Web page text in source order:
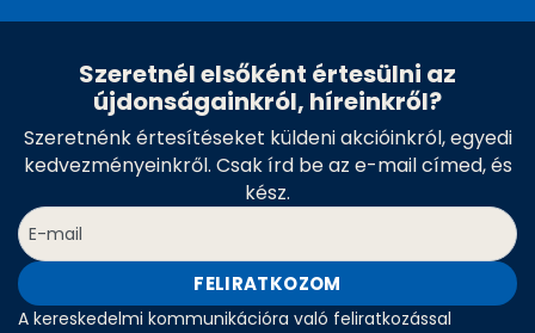
Szeretnél elsőként értesülni az
újdonságainkról, híreinkről?
Szeretnénk értesítéseket küldeni akcióinkról, egyedi
kedvezményeinkről. Csak írd be az e-mail címed, és
kész.
FELIRATKOZOM
A kereskedelmi kommunikációra való feliratkozással